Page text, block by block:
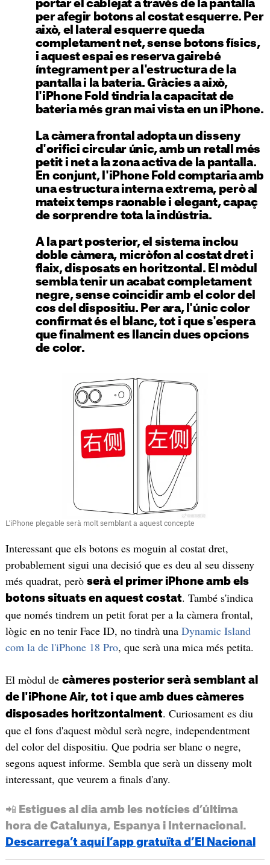
portar el cablejat a través de la pantalla
per afegir botons al costat esquerre. Per
això, el lateral esquerre queda
completament net, sense botons físics,
i aquest espai es reserva gairebé
íntegrament per a l'estructura de la
pantalla i la bateria. Gràcies a això,
l'iPhone Fold tindria lacapacitat de
bateria més gran mai vista en un iPhone.
La càmera frontal adopta un disseny
d'orifici circular únic, amb un retall més
petit i net a la zona activa de la pantalla.
En conjunt, l'iPhone Fold comptaria amb
una estructura interna extrema, però al
mateix temps raonable i elegant, capaç
de sorprendre tota la indústria.
A la part posterior, el sistema inclou
doble càmera, micròfon al costat dret i
flaix, disposats en horitzontal. El mòdul
sembla tenir un acabat completament
negre, sense coincidir amb el color del
cos del dispositiu. Per ara, l'únic color
confirmat és el blanc, tot i que s'espera
que finalment es llancin dues opcions
de color.
L'iPhone plegable serà molt semblant a aquest concepte
Interessant que els botons es moguin al costat dret,
probablement sigui una decisió que es deu al seu disseny
més quadrat, però serà el primer iPhone amb els
botons situats en aquest costat. També s'indica
que només tindrem un petit forat per a la càmera frontal,
lògic en no tenir Face ID, no tindrà una Dynamic Island
com la de l'iPhone 18 Pro, que serà una mica més petita.
El mòdul de càmeres posterior serà semblant al
de l'iPhone Air, tot i que amb dues càmeres
disposades horitzontalment. Curiosament es diu
que el fons d'aquest mòdul serà negre, independentment
del color del dispositiu. Que podria ser blanc o negre,
segons aquest informe. Sembla que serà un disseny molt
interessant, que veurem a finals d'any.
📲 Estigues al dia amb les notícies d’última
hora de Catalunya, Espanya i Internacional.
Descarrega’t aquí l’app gratuïta d’El Nacional